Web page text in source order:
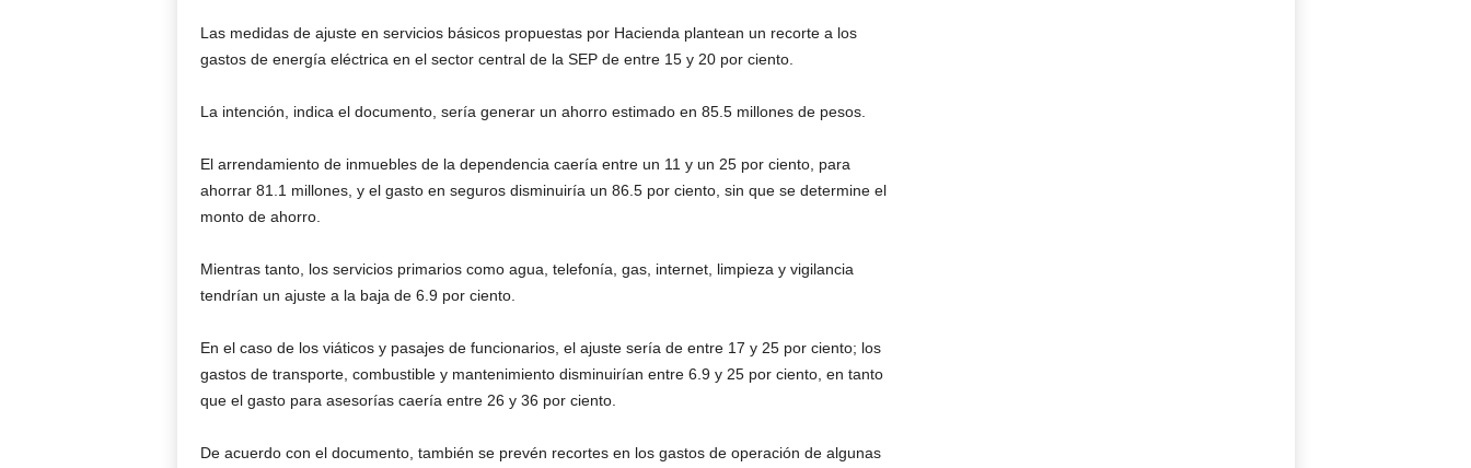
Las medidas de ajuste en servicios básicos propuestas por Hacienda plantean un recorte a los
gastos de energía eléctrica en el sector central de la SEP de entre 15 y 20 por ciento.
La intención, indica el documento, sería generar un ahorro estimado en 85.5 millones de pesos.
El arrendamiento de inmuebles de la dependencia caería entre un 11 y un 25 por ciento, para
ahorrar 81.1 millones, y el gasto en seguros disminuiría un 86.5 por ciento, sin que se determine el
monto de ahorro.
Mientras tanto, los servicios primarios como agua, telefonía, gas, internet, limpieza y vigilancia
tendrían un ajuste a la baja de 6.9 por ciento.
En el caso de los viáticos y pasajes de funcionarios, el ajuste sería de entre 17 y 25 por ciento; los
gastos de transporte, combustible y mantenimiento disminuirían entre 6.9 y 25 por ciento, en tanto
que el gasto para asesorías caería entre 26 y 36 por ciento.
De acuerdo con el documento, también se prevén recortes en los gastos de operación de algunas